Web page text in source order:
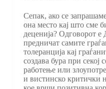
Сепак, ако се
она место кај што сме
деценија? Одговорот
предничат самите
толеранција кај
создава бура при секој
работење или
и вистинско критички